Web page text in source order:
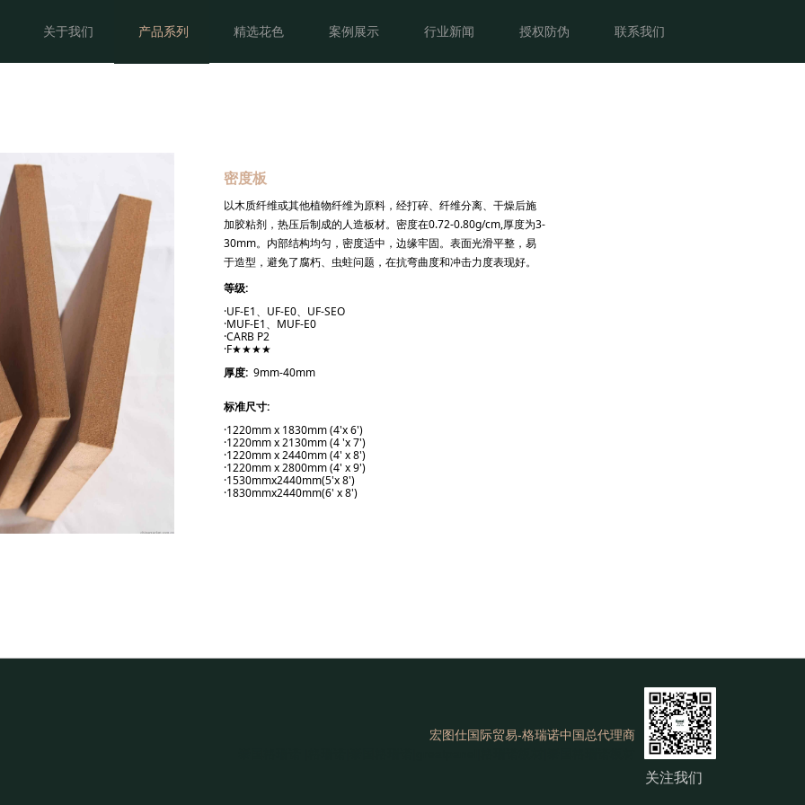
关于我们 产品展示 客户案例 行业新闻 授权防伪
关于我们 产品系列 精选花色 案例展示 行业新闻 授权防伪 联系我们
密度板
以木质纤维或其他植物纤维为原料，经打碎、纤维分离、干燥后施
加胶粘剂，热压后制成的人造板材。密度在0.72-0.80g/cm,厚度为3-
30mm。内部结构均匀，密度适中，边缘牢固。表面光滑平整，易
于造型，避免了腐朽、虫蛀问题，在抗弯曲度和冲击力度表现好。
等级:
·UF-E1、UF-E0、UF-SEO
·MUF-E1、MUF-E0
·CARB P2
·F★★★★
厚度: 9mm-40mm
标准尺寸:
·1220mm x 1830mm (4'x 6')
·1220mm x 2130mm (4 'x 7')
·1220mm x 2440mm (4' x 8')
·1220mm x 2800mm (4' x 9')
·1530mmx2440mm(5'x 8')
·1830mmx2440mm(6' x 8')
关注我们
宏图仕国际贸易-格瑞诺中国总代理商